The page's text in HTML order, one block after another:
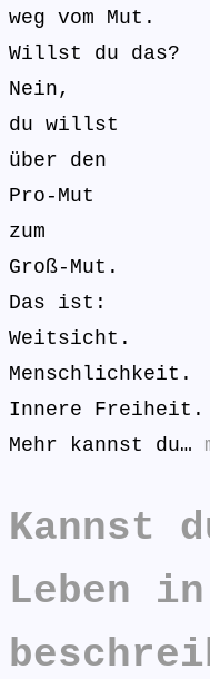
weg vom Mut.
Willst du das?
Nein,
du willst
über den
Pro-Mut
zum
Groß-Mut.
Das ist:
Weitsicht.
Menschlichkeit.
Innere Freiheit.
Mehr kannst du…
Kannst
Leben